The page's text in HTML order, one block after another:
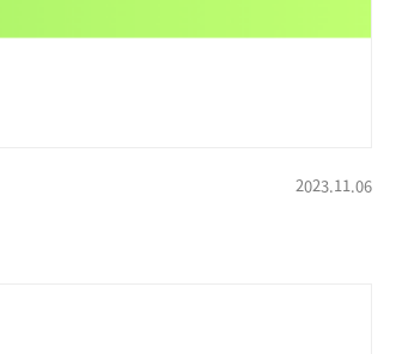
2023.11.06